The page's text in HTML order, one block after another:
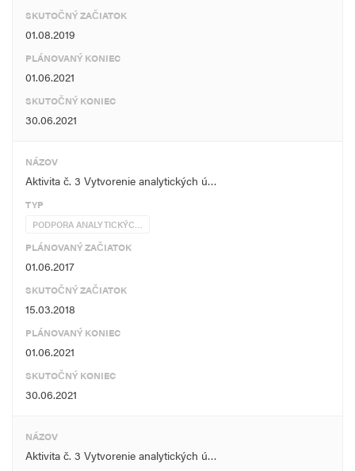
SKUTOČNÝ ZAČIATOK
01.08.2019
PLÁNOVANÝ KONIEC
01.06.2021
SKUTOČNÝ KONIEC
30.06.2021
NÁZOV
Aktivita č. 3 Vytvorenie analytických ú…
TYP
PODPORA ANALYTICKÝC…
PLÁNOVANÝ ZAČIATOK
01.06.2017
SKUTOČNÝ ZAČIATOK
15.03.2018
PLÁNOVANÝ KONIEC
01.06.2021
SKUTOČNÝ KONIEC
30.06.2021
NÁZOV
Aktivita č. 3 Vytvorenie analytických ú…